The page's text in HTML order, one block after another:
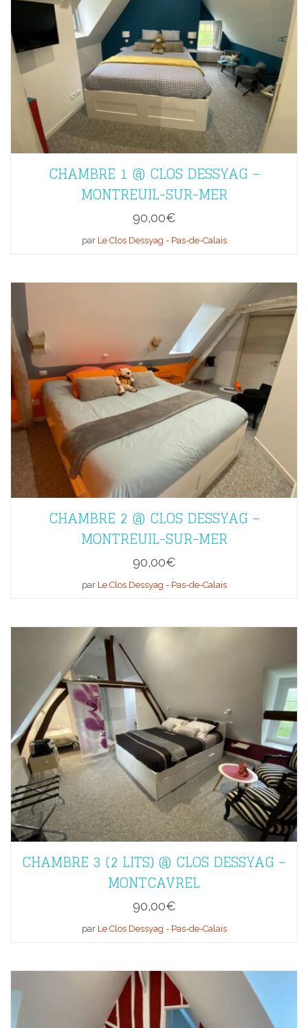
CHAMBRE 1 @ CLOS DESSYAG –
MONTREUIL-SUR-MER
90,00€
par Le Clos Dessyag - Pas-de-Calais
CHAMBRE 2 @ CLOS DESSYAG –
MONTREUIL-SUR-MER
90,00€
par Le Clos Dessyag - Pas-de-Calais
CHAMBRE 3 (2 LITS) @ CLOS DESSYAG –
MONTCAVREL
90,00€
par Le Clos Dessyag - Pas-de-Calais